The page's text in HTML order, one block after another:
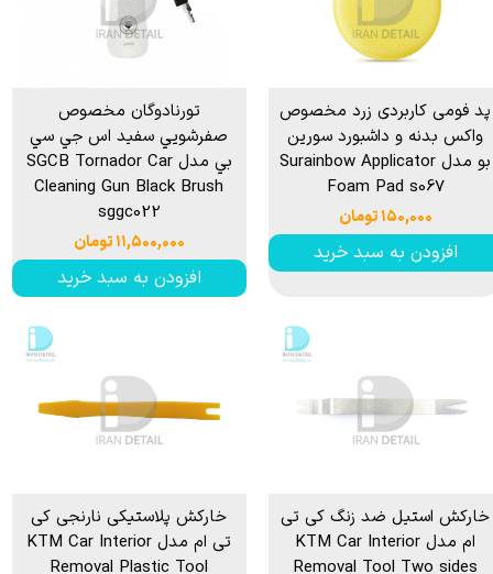
پد فومی کاربردی زرد مخصوص
واکس بدنه و داشبورد سورین
بو مدل Surainbow Applicator
Foam Pad s067
۱۵۰,۰۰۰ تومان
افزودن به سبد خرید
تورنادوگان مخصوص
صفرشويي سفيد اس جي سي
بي مدل SGCB Tornador Car
Cleaning Gun Black Brush
sggc022
۱۱,۵۰۰,۰۰۰ تومان
افزودن به سبد خرید
خارکش استیل ضد زنگ کی تی
ام مدل KTM Car Interior
Removal Tool Two sides
خارکش پلاستیکی نارنجی کی
تی ام مدل KTM Car Interior
Removal Plastic Tool